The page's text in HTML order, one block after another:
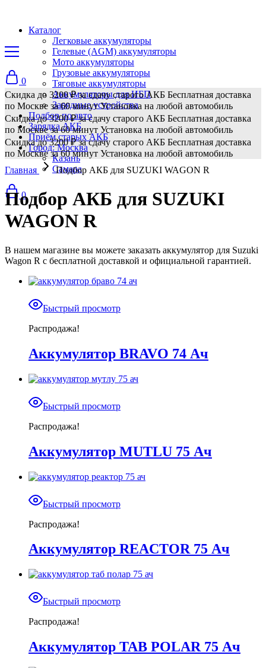
Каталог
Легковые аккумуляторы
Гелевые (AGM) аккумуляторы
Мото аккумуляторы
Грузовые аккумуляторы
Тяговые аккумуляторы
Аккумуляторы для ИБП
Зарядные устройства
Подбор по авто
Зарядка АКБ
Приём старых АКБ
Город: Москва
Казань
Самара
0
0
Скидка до 3200 ₽ за сдачу старого АКБ Бесплатная доставка
по Москве за 60 минут Установка на любой автомобиль
Скидка до 3200 ₽ за сдачу старого АКБ Бесплатная доставка
по Москве за 60 минут Установка на любой автомобиль
Скидка до 3200 ₽ за сдачу старого АКБ Бесплатная доставка
по Москве за 60 минут Установка на любой автомобиль
Главная
Подбор АКБ для SUZUKI WAGON R
Подбор АКБ для SUZUKI
WAGON R
В нашем магазине вы можете заказать аккумулятор для Suzuki
Wagon R с бесплатной доставкой и официальной гарантией.
Быстрый просмотр
Распродажа!
Аккумулятор BRAVO 74 Ач
Быстрый просмотр
Распродажа!
Аккумулятор MUTLU 75 Ач
Быстрый просмотр
Распродажа!
Аккумулятор REACTOR 75 Ач
Быстрый просмотр
Распродажа!
Аккумулятор TAB POLAR 75 Ач